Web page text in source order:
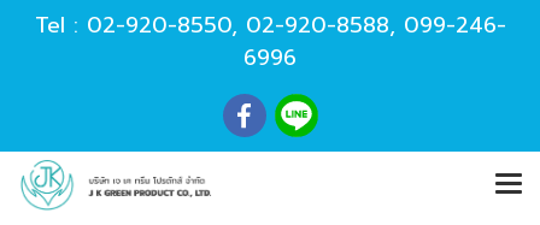
Tel : 02-920-8550, 02-920-8588, 099-246-
6996